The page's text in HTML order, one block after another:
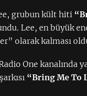
grubun kült hiti
Lee, en büyük
olarak kalması
One kanalında
“Bring Me To